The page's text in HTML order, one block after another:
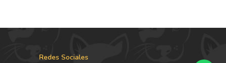
Redes Sociales